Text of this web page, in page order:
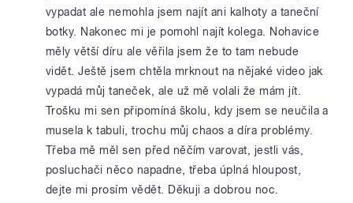
vypadat ale nemohla jsem najít ani kalhoty a taneční
botky. Nakonec mi je pomohl najít kolega. Nohavice
měly větší díru ale věřila jsem že to tam nebude
vidět. Ještě jsem chtěla mrknout na nějaké video jak
vypadá můj taneček, ale už mě volali že mám jít.
Trošku mi sen připomíná školu, kdy jsem se neučila a
musela k tabuli, trochu můj chaos a díra problémy.
Třeba mě měl sen před něčím varovat, jestli vás,
posluchači něco napadne, třeba úplná hloupost,
dejte mi prosím vědět. Děkuji a dobrou noc.